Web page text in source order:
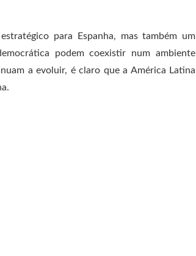
para Espanha, mas também um
podem coexistir num ambiente
a evoluir, é claro que a América Latina